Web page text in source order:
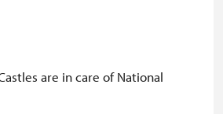
are in care of National